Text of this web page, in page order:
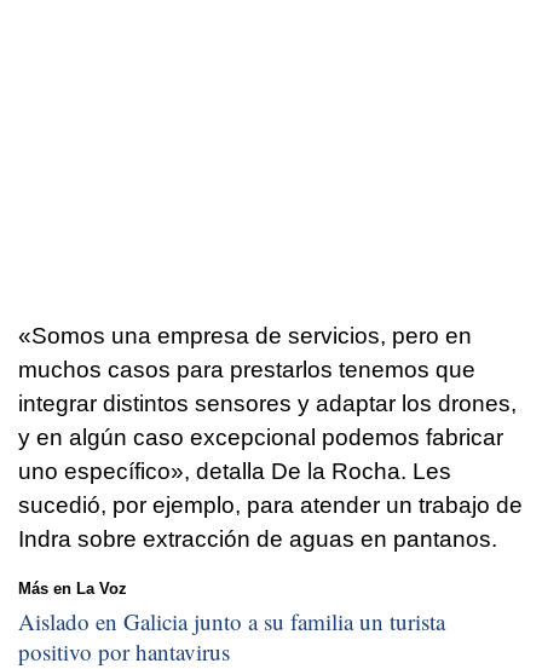
«Somos una empresa de servicios, pero en
muchos casos para prestarlos tenemos que
integrar distintos sensores y adaptar los drones,
y en algún caso excepcional podemos fabricar
uno específico», detalla De la Rocha. Les
sucedió, por ejemplo, para atender un trabajo de
Indra sobre extracción de aguas en pantanos.
Más en La Voz
Aislado en Galicia junto a su familia un turista
positivo por hantavirus